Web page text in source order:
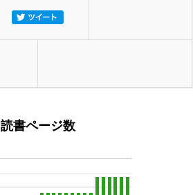
読書ページ数